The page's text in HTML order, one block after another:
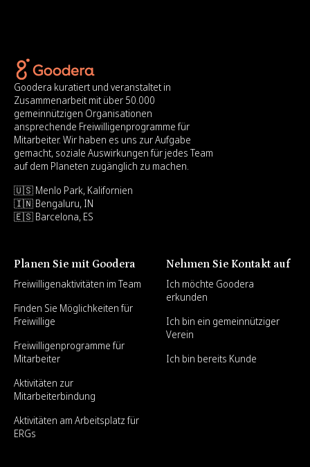
Goodera kuratiert und veranstaltet in
Zusammenarbeit mit über 50.000
gemeinnützigen Organisationen
ansprechende Freiwilligenprogramme für
Mitarbeiter. Wir haben es uns zur Aufgabe
gemacht, soziale Auswirkungen für jedes Team
auf dem Planeten zugänglich zu machen.
🇺🇸 Menlo Park, Kalifornien
🇮🇳 Bengaluru, IN
🇪🇸 Barcelona, ES
Planen Sie mit Goodera
Freiwilligenaktivitäten im Team
Finden Sie Möglichkeiten für
Freiwillige
Freiwilligenprogramme für
Mitarbeiter
Aktivitäten zur
Mitarbeiterbindung
Aktivitäten am Arbeitsplatz für
ERGs
Nehmen Sie Kontakt auf
Ich möchte Goodera
erkunden
Ich bin ein gemeinnütziger
Verein
Ich bin bereits Kunde